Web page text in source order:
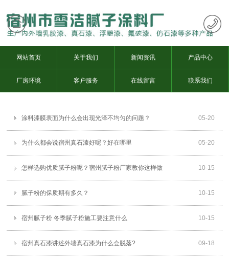
网站首页 关于我们 新闻资讯 产品中心
厂房环境 客户服务 在线留言 联系我们
05-20
涂料漆膜表面为什么会出现光泽不均匀的问题？
05-20
为什么都会说宿州真石漆好呢？好在哪里
10-15
怎样选购优质腻子粉呢？宿州腻子粉厂家教你这样做
10-15
腻子粉的保质期有多久？
10-15
宿州腻子粉 冬季腻子粉施工要注意什么
09-18
宿州真石漆讲述外墙真石漆为什么会脱落?